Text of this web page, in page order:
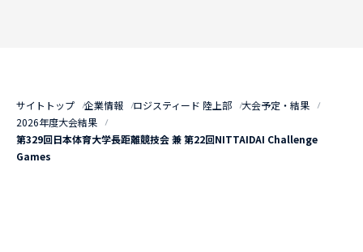
サイトトップ 企業情報 ロジスティード 陸上部
大会予定・結果
2026年度大会結果
第329回日本体育大学長距離競技会 兼 第22回NITTAIDAI Challenge
Games